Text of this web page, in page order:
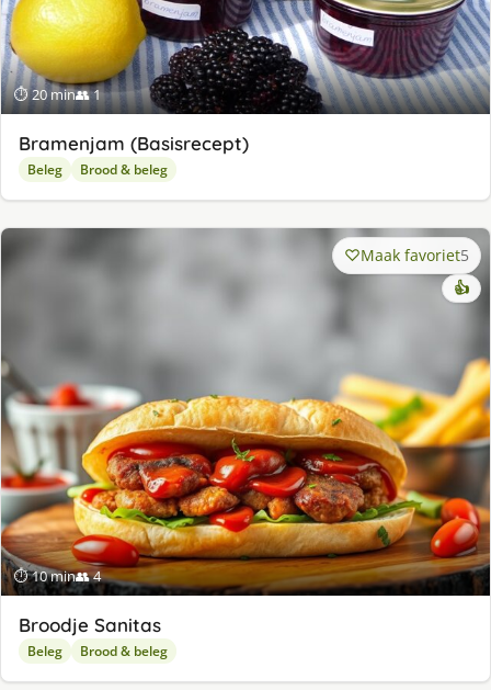
⏱ 20 min👥 1
Bramenjam (Basisrecept)
Beleg Brood & beleg
⏱ 10 min👥 4
Maak favoriet5
👍
Broodje Sanitas
Beleg Brood & beleg